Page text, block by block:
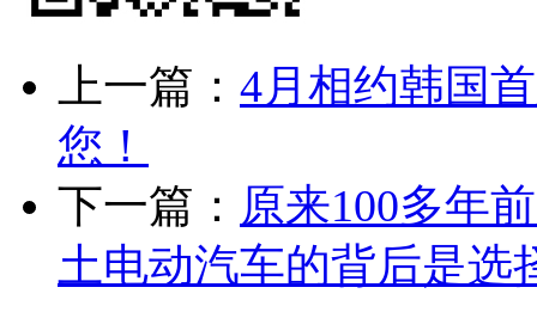
上一篇： 4月相约韩国
您！
下一篇： 原来100多年
土电动汽车的背后是选